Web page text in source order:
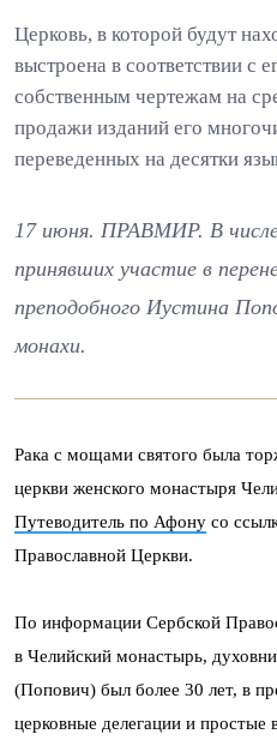
Церковь, в которой будут
выстроена в соответствии с
собственным чертежам на
продажи изданий его
переведенных на десятки
17 июня. ПРАВМИР. В
принявших участие в
преподобного Иустина
монахи.
Рака с мощами святого была
церкви женского монастыря
Путеводитель по Афону со
Православной Церкви.
По информации Сербской
в Челийский монастырь,
(Попович) был более 30 лет, в
церковные делегации и